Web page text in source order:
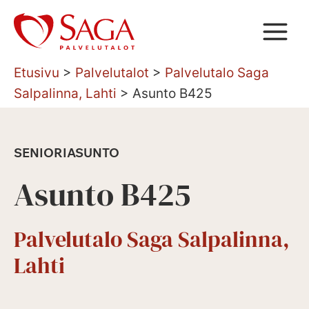
Siirry
sisältöön
Etusivu > Palvelutalot > Palvelutalo Saga
Salpalinna, Lahti > Asunto B425
SENIORIASUNTO
Asunto B425
Palvelutalo Saga Salpalinna,
Lahti